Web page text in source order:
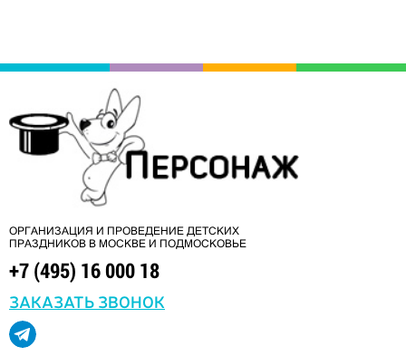
ОРГАНИЗАЦИЯ И ПРОВЕДЕНИЕ ДЕТСКИХ
ПРАЗДНИКОВ В МОСКВЕ И ПОДМОСКОВЬЕ
+7 (495) 16 000 18
ЗАКАЗАТЬ ЗВОНОК